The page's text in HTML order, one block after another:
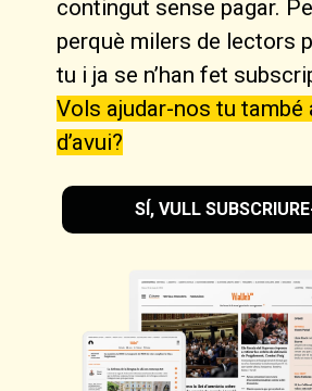
contingut sense pagar.
perquè milers de lectors
tu i ja se n’han fet
Vols ajudar-nos tu també
d’avui?
SÍ, VULL